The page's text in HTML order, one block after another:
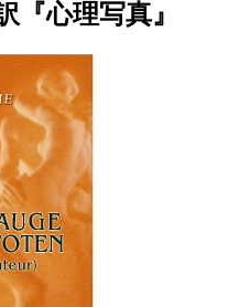
心理写真』